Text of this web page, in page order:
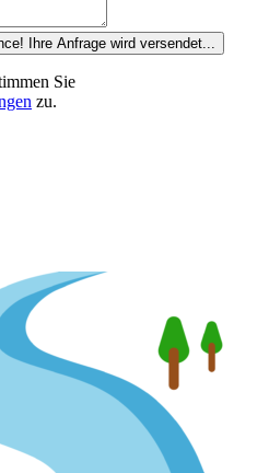
Ihre Anfrage wird versendet...
Sie
zu.